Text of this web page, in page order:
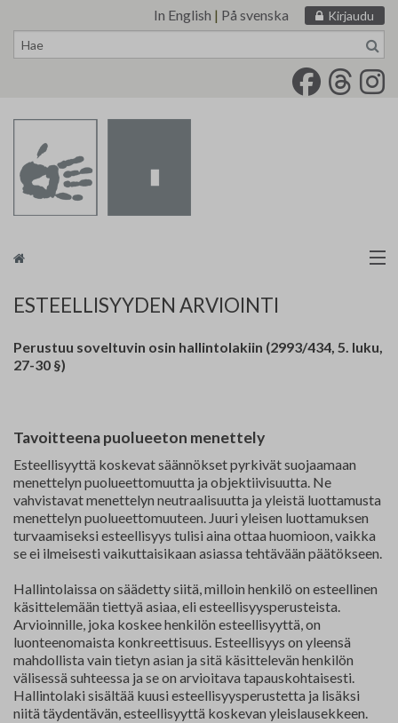
In English | På svenska Kirjaudu
sisältöön
Taidemaalariliitto
Tarvikevälitys
Jäsenluettelo
Jäsensivu
ESTEELLISYYDEN ARVIOINTI
Perustuu soveltuvin osin hallintolakiin (2993/434, 5. luku,
27-30 §)
Tavoitteena puolueeton menettely
Esteellisyyttä koskevat säännökset pyrkivät suojaamaan
menettelyn puolueettomuutta ja objektiivisuutta. Ne
vahvistavat menettelyn neutraalisuutta ja yleistä luottamusta
menettelyn puolueettomuuteen. Juuri yleisen luottamuksen
turvaamiseksi esteellisyys tulisi aina ottaa huomioon, vaikka
se ei ilmeisesti vaikuttaisikaan asiassa tehtävään päätökseen.
Hallintolaissa on säädetty siitä, milloin henkilö on esteellinen
käsittelemään tiettyä asiaa, eli esteellisyysperusteista.
Arvioinnille, joka koskee henkilön esteellisyyttä, on
luonteenomaista konkreettisuus. Esteellisyys on yleensä
mahdollista vain tietyn asian ja sitä käsittelevän henkilön
välisessä suhteessa ja se on arvioitava tapauskohtaisesti.
Hallintolaki sisältää kuusi esteellisyysperustetta ja lisäksi
niitä täydentävän, esteellisyyttä koskevan yleislausekkeen.